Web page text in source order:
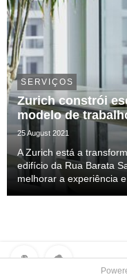
SERVIÇOS
Zurich constrói
modelo de
25 August 2021
A Zurich está a
edifício da Rua Barata
melhorar a experiência